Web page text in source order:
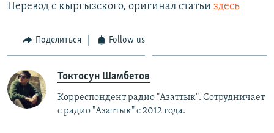
Перевод с кыргызского, оригинал статьи здесь
Поделиться Follow us
Токтосун Шамбетов
Корреспондент радио "Азаттык". Сотрудничает
с радио "Азаттык" с 2012 года.